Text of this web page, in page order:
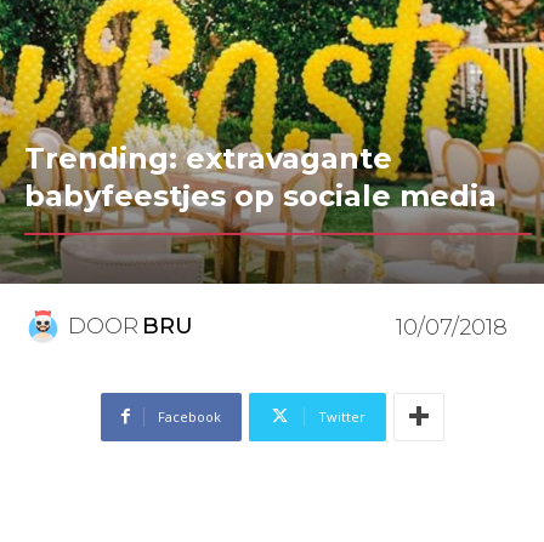
Trending: extravagante
babyfeestjes op sociale media
DOOR BRU 10/07/2018
Facebook Twitter